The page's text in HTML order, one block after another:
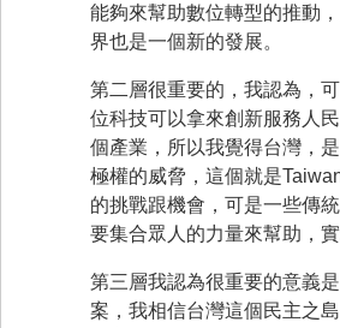
能夠來幫助數位轉型的推動
界也是一個新的發展。
第二層很重要的，我認為，
位科技可以拿來創新服務人
個產業，所以我覺得台灣，
極權的威脅，這個就是
的挑戰跟機會，可是一些傳
要集合眾人的力量來幫助，
第三層我認為很重要的意義
案，我相信台灣這個民主之